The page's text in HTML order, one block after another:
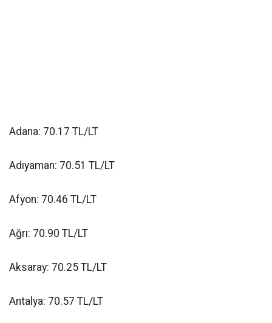
Adana: 70.17 TL/LT
Adıyaman: 70.51 TL/LT
Afyon: 70.46 TL/LT
Ağrı: 70.90 TL/LT
Aksaray: 70.25 TL/LT
Antalya: 70.57 TL/LT